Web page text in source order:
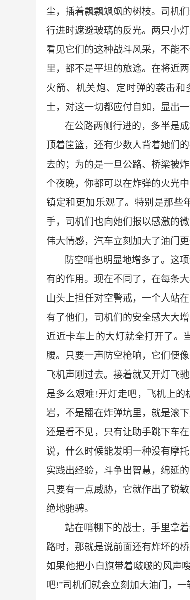
尘，插着飘飘飒飒的树枝。司机
行进时遮避玻璃的反光。两只小
看见它们的这种战斗风采，不能
里，都不是平坦的旅途。在将近
火箭、机关炮、定时弹的袭击和
士，对这一切都应付自如，显出
在公路两侧行进的，多半是
顶着筐篮，还有少数人背着她们
去的；为的是一旦公路、桥梁被
个夜晚，你都可以在炸弹的火光
镇定和更加乐观了。特别是那些
手，司机们也向她们报以感激的
伟大情感，汽车立刻加大了油门更
防空哨也明显地增多了。这
有的作用。现在不同了，在每条
山头上担任对空警戒，一个人站
有了他们，司机们的安全感大大
近近卡车上的大灯就全打开了。
腰。只要一声防空枪响，它们便
飞机声刚过去。接着就又开灯飞
是多么艰难!开灯走吧，飞机上的
岩，不是翻在炸弹坑里，就是滚
还是看不见，只有让助手跳下车
说，什么时候能发明一种没有摩
实践出经验，斗争出智慧，绵延
只要有一点威胁，它就作出了锐
绝地驰骋。
站在哨棚下的战士，手里拿
路时，那就是说前面还有炸坏的
如果他把小白旗带着啵啵的风声
吧!”司机们就会立刻加大油门，